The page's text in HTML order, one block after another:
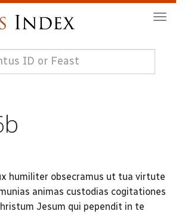
humiliter obsecramus ut tua virtute
animas custodias cogitationes
Jesum qui pependit in te